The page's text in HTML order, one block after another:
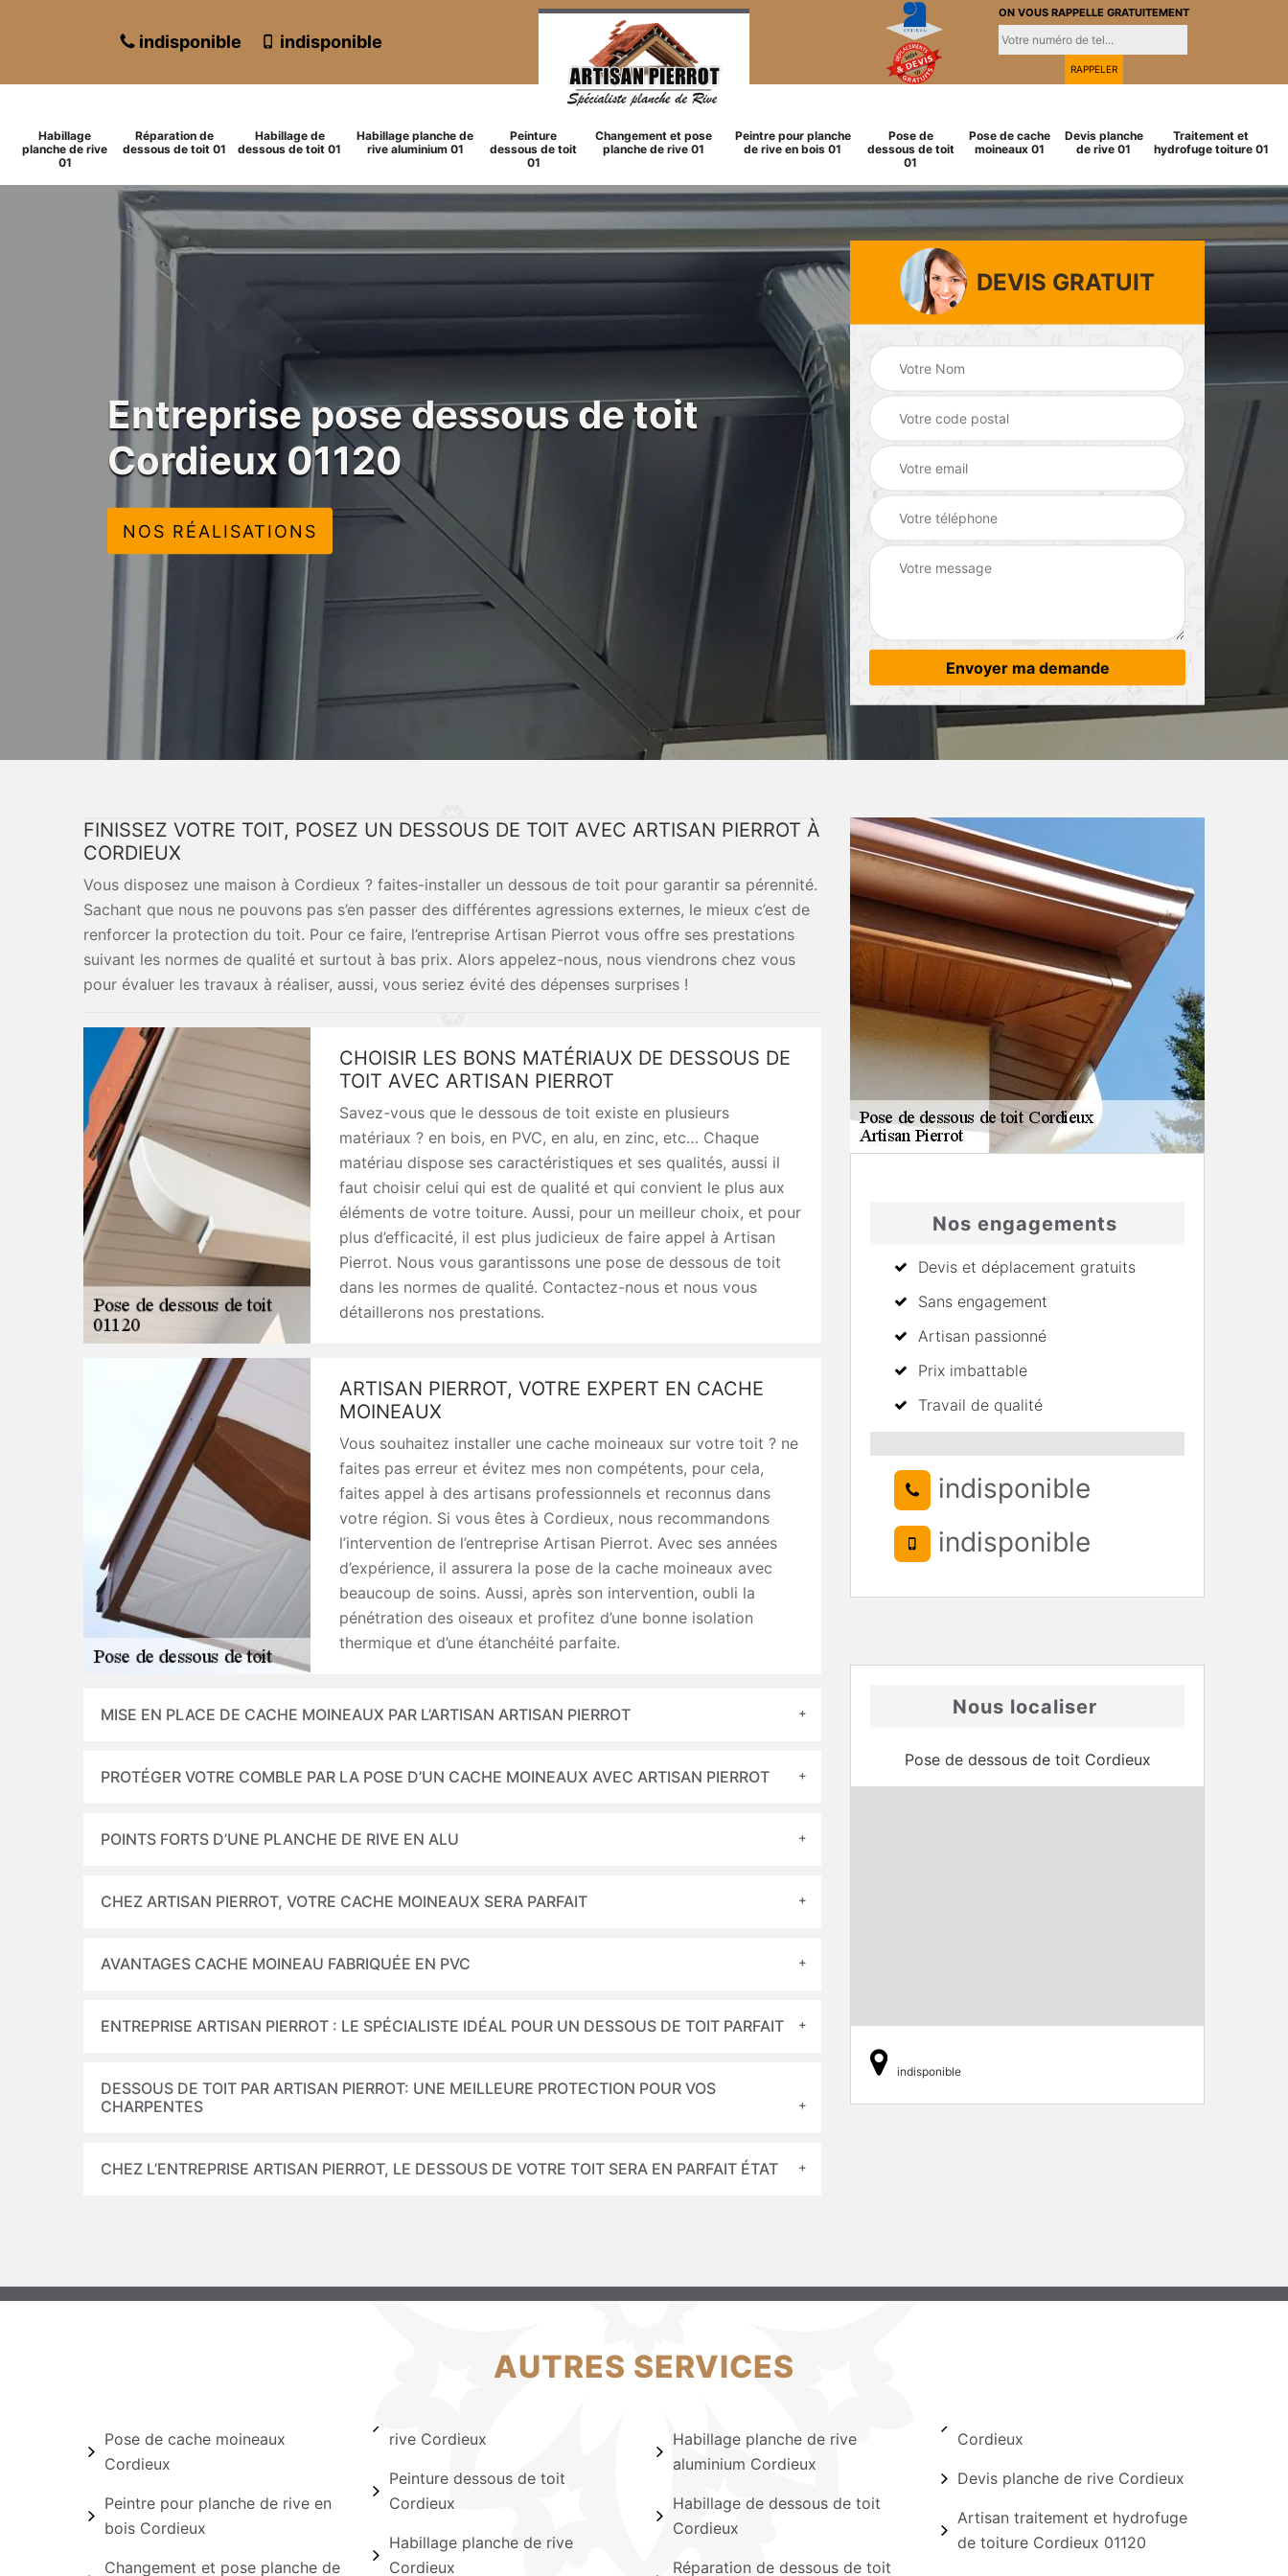
indisponible indisponible
ON VOUS RAPPELLE GRATUITEMENT
Habillage
planche de rive
01
Réparation de
dessous de toit 01
Habillage de
dessous de toit 01
Habillage planche de
rive aluminium 01
Peinture
dessous de toit
01
Changement et pose
planche de rive 01
Peintre pour planche
de rive en bois 01
Pose de
dessous de toit
01
Pose de cache
moineaux 01
Devis planche
de rive 01
Traitement et
hydrofuge toiture 01
Entreprise pose dessous de toit
Cordieux 01120
NOS RÉALISATIONS
DEVIS GRATUIT
FINISSEZ VOTRE TOIT, POSEZ UN DESSOUS DE TOIT AVEC ARTISAN PIERROT À
CORDIEUX
Vous disposez une maison à Cordieux ? faites-installer un dessous de toit pour garantir sa pérennité.
Sachant que nous ne pouvons pas s’en passer des différentes agressions externes, le mieux c’est de
renforcer la protection du toit. Pour ce faire, l’entreprise Artisan Pierrot vous offre ses prestations
suivant les normes de qualité et surtout à bas prix. Alors appelez-nous, nous viendrons chez vous
pour évaluer les travaux à réaliser, aussi, vous seriez évité des dépenses surprises !
CHOISIR LES BONS MATÉRIAUX DE DESSOUS DE
TOIT AVEC ARTISAN PIERROT
Savez-vous que le dessous de toit existe en plusieurs
matériaux ? en bois, en PVC, en alu, en zinc, etc… Chaque
matériau dispose ses caractéristiques et ses qualités, aussi il
faut choisir celui qui est de qualité et qui convient le plus aux
éléments de votre toiture. Aussi, pour un meilleur choix, et pour
plus d’efficacité, il est plus judicieux de faire appel à Artisan
Pierrot. Nous vous garantissons une pose de dessous de toit
dans les normes de qualité. Contactez-nous et nous vous
détaillerons nos prestations.
ARTISAN PIERROT, VOTRE EXPERT EN CACHE
MOINEAUX
Vous souhaitez installer une cache moineaux sur votre toit ? ne
faites pas erreur et évitez mes non compétents, pour cela,
faites appel à des artisans professionnels et reconnus dans
votre région. Si vous êtes à Cordieux, nous recommandons
l’intervention de l’entreprise Artisan Pierrot. Avec ses années
d’expérience, il assurera la pose de la cache moineaux avec
beaucoup de soins. Aussi, après son intervention, oubli la
pénétration des oiseaux et profitez d’une bonne isolation
thermique et d’une étanchéité parfaite.
MISE EN PLACE DE CACHE MOINEAUX PAR L’ARTISAN ARTISAN PIERROT
PROTÉGER VOTRE COMBLE PAR LA POSE D’UN CACHE MOINEAUX AVEC ARTISAN PIERROT
POINTS FORTS D’UNE PLANCHE DE RIVE EN ALU
CHEZ ARTISAN PIERROT, VOTRE CACHE MOINEAUX SERA PARFAIT
AVANTAGES CACHE MOINEAU FABRIQUÉE EN PVC
ENTREPRISE ARTISAN PIERROT : LE SPÉCIALISTE IDÉAL POUR UN DESSOUS DE TOIT PARFAIT
DESSOUS DE TOIT PAR ARTISAN PIERROT: UNE MEILLEURE PROTECTION POUR VOS
CHARPENTES
CHEZ L’ENTREPRISE ARTISAN PIERROT, LE DESSOUS DE VOTRE TOIT SERA EN PARFAIT ÉTAT
Nos engagements
Devis et déplacement gratuits
Sans engagement
Artisan passionné
Prix imbattable
Travail de qualité
indisponible
indisponible
Nous localiser
Pose de dessous de toit Cordieux
indisponible
AUTRES SERVICES
Pose de cache moineaux
Cordieux
Peintre pour planche de rive en
bois Cordieux
Changement et pose planche de
rive Cordieux
Peinture dessous de toit
Cordieux
Habillage planche de rive
Cordieux
Habillage planche de rive
aluminium Cordieux
Habillage de dessous de toit
Cordieux
Réparation de dessous de toit
Cordieux
Devis planche de rive Cordieux
Artisan traitement et hydrofuge
de toiture Cordieux 01120